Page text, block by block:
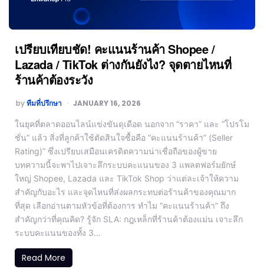
เปรียบเทียบชัด! คะแนนร้านค้า Shopee /
Lazada / TikTok ต่างกันยังไง? จุดตายไหนที่
ร้านค้าต้องระวัง
byทีมที่ปรึกษา JANUARY 16, 2026
ในยุคที่ตลาดออนไลน์แข่งขันดุเดือด นอกจาก “ราคา” และ “โปรโม
ชั่น” แล้ว สิ่งที่ลูกค้าใช้ตัดสินใจซื้อคือ “คะแนนร้านค้า” (Seller
Rating)” ซึ่งเปรียบเสมือนเครดิตความน่าเชื่อถือของผู้ขาย
บทความนี้จะพาไปเจาะลึกระบบคะแนนของ 3 แพลตฟอร์มยักษ์
ใหญ่ Shopee, Lazada และ TikTok Shop ว่าแต่ละเจ้าให้ความ
สำคัญกับอะไร และจุดไหนที่ส่งผลกระทบต่อร้านค้าของคุณมาก
ที่สุด เลือกอ่านตามหัวข้อที่ต้องการ ทำไม “คะแนนร้านค้า” ถึง
สำคัญกว่าที่คุณคิด? รู้จัก SLA: กฎเหล็กที่ร้านค้าต้องแม่น เจาะลึก
ระบบคะแนนของทั้ง 3…
Read More